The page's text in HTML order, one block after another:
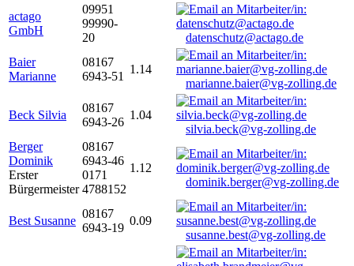
actago
GmbH
09951
99990-
20
datenschutz@actago.de
Baier
Marianne
08167
6943-51
1.14
marianne.baier@vg-zolling.de
Beck Silvia
08167
6943-26
1.04
silvia.beck@vg-zolling.de
Berger
Dominik
Erster
Bürgermeister
08167
6943-46
0171
4788152
1.12
dominik.berger@vg-zolling.de
Best Susanne
08167
6943-19
0.09
susanne.best@vg-zolling.de